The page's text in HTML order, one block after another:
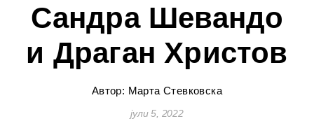
Сандра Шевандо
и Драган Христов
Автор: Марта Стевковска
јули 5, 2022